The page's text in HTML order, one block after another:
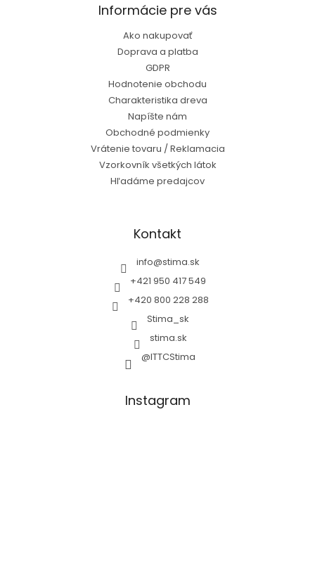
Informácie pre vás
Ako nakupovať
Doprava a platba
GDPR
Hodnotenie obchodu
Charakteristika dreva
Napíšte nám
Obchodné podmienky
Vrátenie tovaru / Reklamacia
Vzorkovník všetkých látok
Hľadáme predajcov
Kontakt
info@stima.sk
+421 950 417 549
+420 800 228 288
Stima_sk
stima.sk
@ITTCStima
Instagram